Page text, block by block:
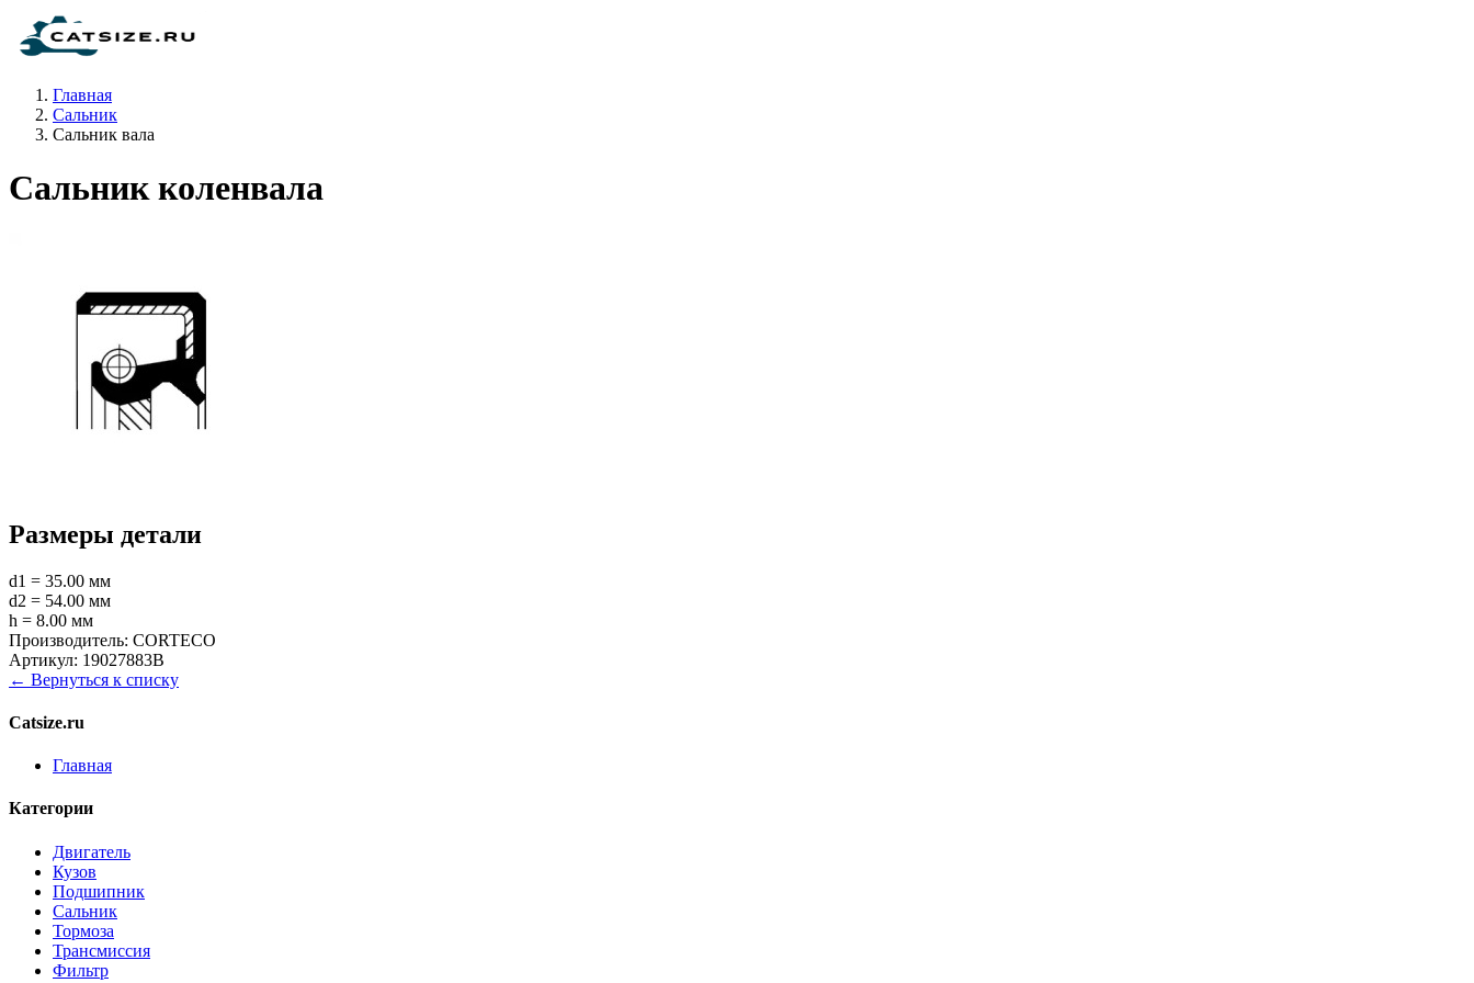
Главная
Сальник
Сальник вала
Сальник коленвала
Размеры детали
d1 = 35.00 мм
d2 = 54.00 мм
h = 8.00 мм
Производитель: CORTECO
Артикул: 19027883B
← Вернуться к списку
Catsize.ru
Главная
Категории
Двигатель
Кузов
Подшипник
Сальник
Тормоза
Трансмиссия
Фильтр